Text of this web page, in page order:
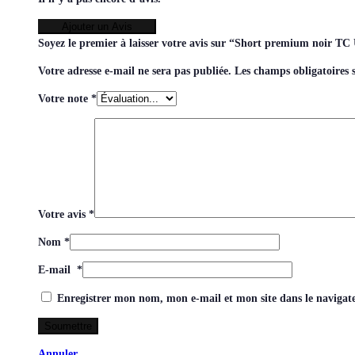
Soyez le premier à laisser votre avis sur “Short premium noir TC
Votre adresse e-mail ne sera pas publiée. Les champs obligatoires
Votre note *
Votre avis *
Nom *
E-mail *
Enregistrer mon nom, mon e-mail et mon site dans le